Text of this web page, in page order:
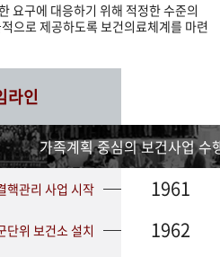
요구에 대응하기 위해 적정한 수준의
으로 제공하도록 보건의료체계를 마련
라인
가족계획 중심의 보건사업 수
핵관리 사업 시작 1961
단위 보건소 설치 1962